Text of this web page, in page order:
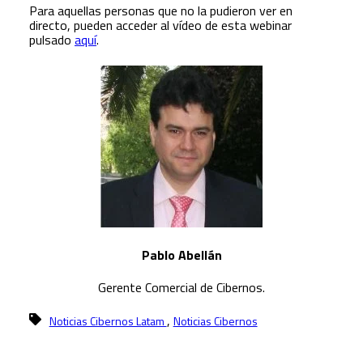
Para aquellas personas que no la pudieron ver en
directo, pueden acceder al vídeo de esta webinar
pulsado aquí.
Pablo Abellán
Gerente Comercial de Cibernos.
Noticias Cibernos Latam , Noticias Cibernos